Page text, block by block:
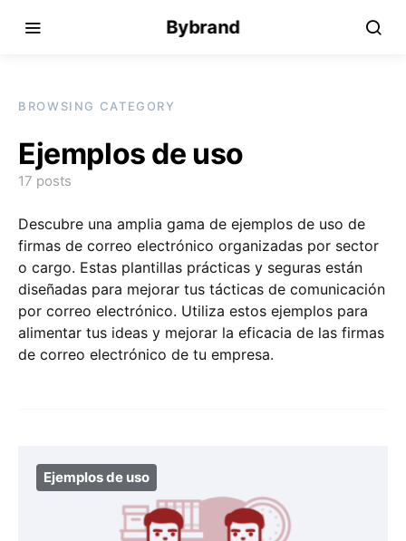
Bybrand
BROWSING CATEGORY
Ejemplos de uso
17 posts
Descubre una amplia gama de ejemplos de uso de
firmas de correo electrónico organizadas por sector
o cargo. Estas plantillas prácticas y seguras están
diseñadas para mejorar tus tácticas de comunicación
por correo electrónico. Utiliza estos ejemplos para
alimentar tus ideas y mejorar la eficacia de las firmas
de correo electrónico de tu empresa.
Ejemplos de uso